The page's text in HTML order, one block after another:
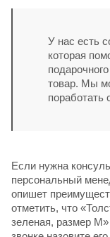
У нас есть
которая
товар. Мы
поработать
Если нужна
персональный
опишет
отметить, что
зеленая, размер